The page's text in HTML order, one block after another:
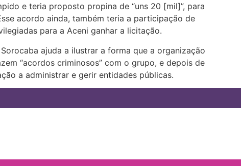
e teria proposto propina de “uns 20 [mil]”, para
acordo ainda, também teria a participação de
para a Aceni ganhar a licitação.
ajuda a ilustrar a forma que a organização
“acordos criminosos” com o grupo, e depois de
a administrar e gerir entidades públicas.